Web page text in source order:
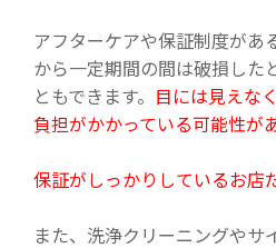
アフターケアや保証制度があ
から一定期間の間は破損した
ともできます。 目には見えな
負担がかかっている可能性が
保証がしっかりしているお店
また、洗浄クリーニングやサ